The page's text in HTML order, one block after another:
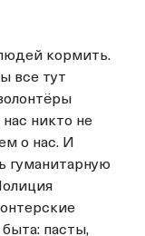
кормить.
все тут
никто не
о нас. И
гуманитарную
пасты,